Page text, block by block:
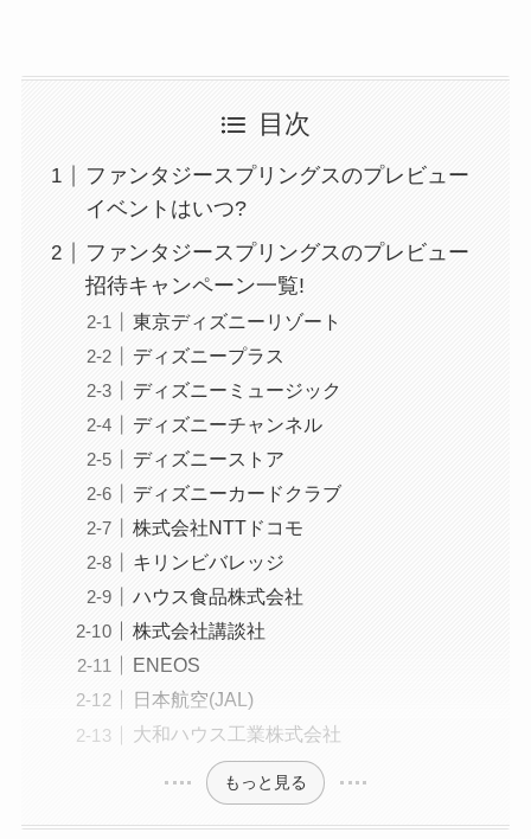
目次
ファンタジースプリングスのプレビュー
イベントはいつ?
ファンタジースプリングスのプレビュー
招待キャンペーン一覧!
東京ディズニーリゾート
ディズニープラス
ディズニーミュージック
ディズニーチャンネル
ディズニーストア
ディズニーカードクラブ
株式会社NTTドコモ
キリンビバレッジ
ハウス食品株式会社
株式会社講談社
ENEOS
日本航空(JAL)
大和ハウス工業株式会社
もっと見る